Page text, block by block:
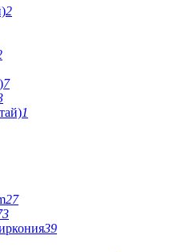
2
7
1
27
39